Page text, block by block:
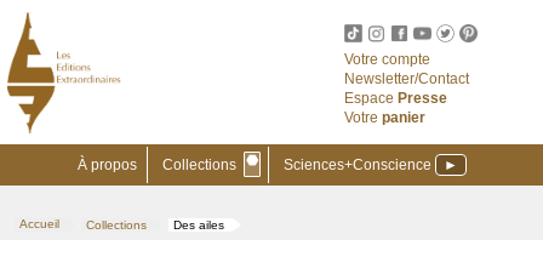
Votre compte
Newsletter/Contact
Espace Presse
Votre panier
À propos Collections ⬣ Sciences+Conscience ►
Accueil Collections Des ailes